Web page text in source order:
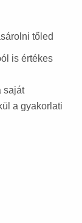
tőled
is értékes
saját
a gyakorlati